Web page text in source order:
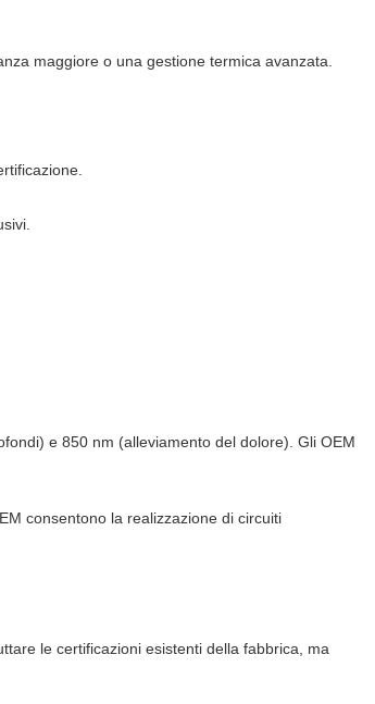
maggiore o una gestione termica avanzata.
e 850 nm (alleviamento del dolore). Gli OEM
consentono la realizzazione di circuiti
le certificazioni esistenti della fabbrica, ma